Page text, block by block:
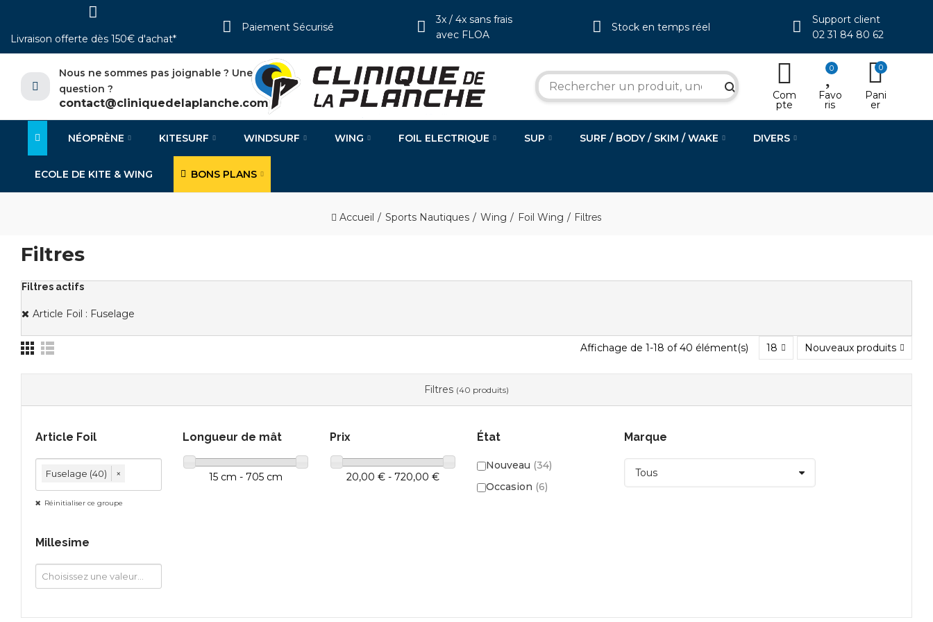
Livraison offerte dès 150€ d'achat*
Paiement Sécurisé
3x / 4x sans frais
avec FLOA
Stock en temps réel
Support client
02 31 84 80 62
Nous ne sommes pas joignable ? Une
question ?
contact@cliniquedelaplanche.com
search Com
pte
0
Favo
ris
0
Pani
er
NÉOPRÈNE KITESURF WINDSURF WING FOIL ELECTRIQUE SUP SURF / BODY / SKIM / WAKE DIVERS
ECOLE DE KITE & WING BONS PLANS
Accueil Sports Nautiques Wing Foil Wing Filtres
Filtres
Filtres actifs
Article Foil : Fuselage
Affichage de 1-18 of 40 élément(s) 18 Nouveaux produits
Filtres (40 produits)
Article Foil
Fuselage (40) ×
Réinitialiser ce groupe
Longueur de mât
15 cm - 705 cm
Prix
20,00 € - 720,00 €
État
Nouveau (34)
Occasion (6)
Marque
Millesime